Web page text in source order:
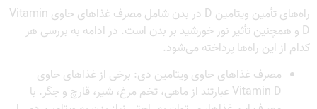
راه‌های تأمین ویتامین D در بدن شامل مصرف غذاهای حاوی Vitamin
D و همچنین تأثیر نور خورشید بر بدن است. در ادامه به بررسی هر
کدام از این راه‌ها پرداخته می‌شود.
مصرف غذاهای حاوی ویتامین دی: برخی از غذاهای حاوی
Vitamin D عبارتند از ماهی، تخم مرغ، شیر، قارچ و جگر. با